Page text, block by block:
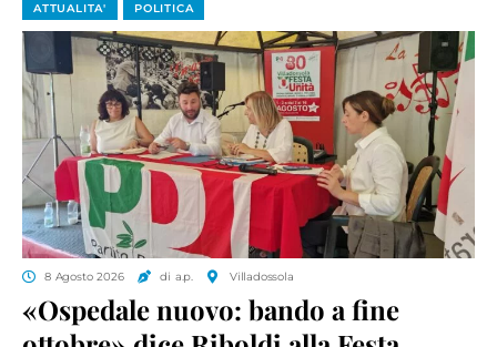
ATTUALITA' POLITICA
8 Agosto 2026 di a.p. Villadossola
«Ospedale nuovo: bando a fine